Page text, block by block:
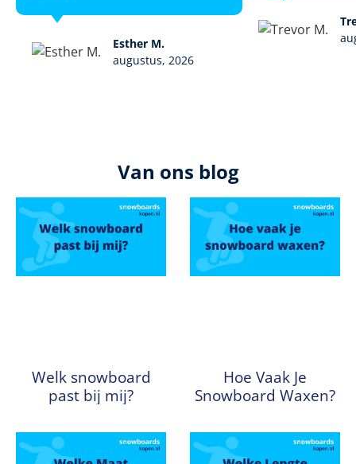
Esther M.
augustus, 2026
Van ons blog
Welk snowboard
past bij mij?
Hoe Vaak Je
Snowboard Waxen?